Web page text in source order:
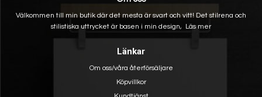
Välkommen till min butik där det mesta är svart och vitt! Det stilrena och
stilistiska uttrycket är basen i min design, Läs mer
Länkar
Om oss/våra återförsäljare
Köpvillkor